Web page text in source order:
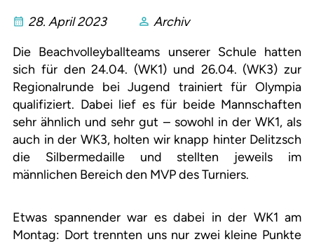
28. April 2023
Archiv
Die Beachvolleyballteams unserer Schule hatten
sich für den 24.04. (WK1) und 26.04. (WK3) zur
Regionalrunde bei Jugend trainiert für Olympia
qualifiziert. Dabei lief es für beide Mannschaften
sehr ähnlich und sehr gut – sowohl in der WK1, als
auch in der WK3, holten wir knapp hinter Delitzsch
die Silbermedaille und stellten jeweils im
männlichen Bereich den MVP des Turniers.
Etwas spannender war es dabei in der WK1 am
Montag: Dort trennten uns nur zwei kleine Punkte